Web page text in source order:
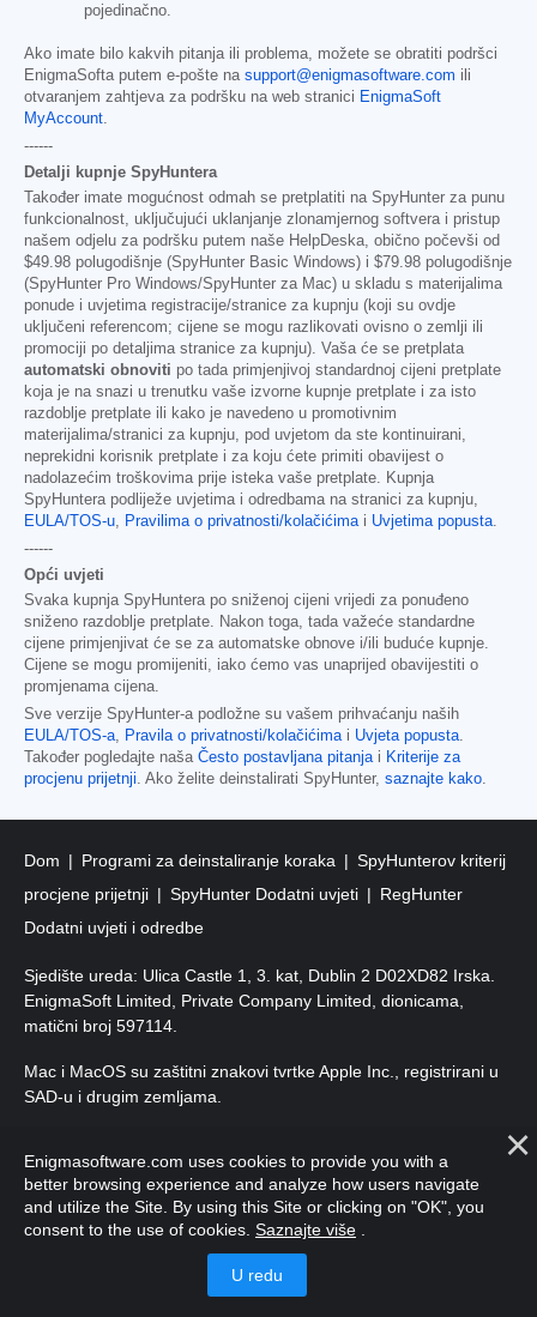
pojedinačno.
Ako imate bilo kakvih pitanja ili problema, možete se obratiti podršci
EnigmaSofta putem e-pošte na support@enigmasoftware.com ili
otvaranjem zahtjeva za podršku na web stranici EnigmaSoft
MyAccount
------
Detalji kupnje SpyHuntera
Također imate mogućnost odmah se pretplatiti na SpyHunter za punu
funkcionalnost, uključujući uklanjanje zlonamjernog softvera i pristup
našem odjelu za podršku putem naše HelpDeska, obično počevši od
$49.98 polugodišnje (SpyHunter Basic Windows) i $79.98 polugodišnje
(SpyHunter Pro Windows/SpyHunter za Mac) u skladu s materijalima
ponude i uvjetima registracije/stranice za kupnju (koji su ovdje
uključeni referencom; cijene se mogu razlikovati ovisno o zemlji ili
promociji po detaljima stranice za kupnju). Vaša će se pretplata
automatski obnoviti po tada primjenjivoj standardnoj cijeni pretplate
koja je na snazi u trenutku vaše izvorne kupnje pretplate i za isto
razdoblje pretplate ili kako je navedeno u promotivnim
materijalima/stranici za kupnju, pod uvjetom da ste kontinuirani,
neprekidni korisnik pretplate i za koju ćete primiti obavijest o
nadolazećim troškovima prije isteka vaše pretplate. Kupnja
SpyHuntera podliježe uvjetima i odredbama na stranici za kupnju,
EULA/TOS-u
Pravilima o privatnosti/kolačićima i Uvjetima popusta
------
Opći uvjeti
Svaka kupnja SpyHuntera po sniženoj cijeni vrijedi za ponuđeno
sniženo razdoblje pretplate. Nakon toga, tada važeće standardne
cijene primjenjivat će se za automatske obnove i/ili buduće kupnje.
Cijene se mogu promijeniti, iako ćemo vas unaprijed obavijestiti o
promjenama cijena.
Sve verzije SpyHunter-a podložne su vašem prihvaćanju naših
EULA/TOS-a
Pravila o privatnosti/kolačićima i Uvjeta popusta
Također pogledajte naša Često postavljana pitanja i Kriterije za
procjenu prijetnji . Ako želite deinstalirati SpyHunter, saznajte kako
Dom Programi za deinstaliranje koraka
SpyHunterov kriterij
procjene prijetnji
SpyHunter Dodatni uvjeti
RegHunter
Dodatni uvjeti i odredbe
Sjedište ureda: Ulica Castle 1, 3. kat, Dublin 2 D02XD82 Irska.
EnigmaSoft Limited, Private Company Limited, dionicama,
matični broj 597114.
Mac i MacOS su zaštitni znakovi tvrtke Apple Inc., registrirani u
SAD-u i drugim zemljama.
pridržana.
Enigmasoftware.com uses cookies to provide you with a
better browsing experience and analyze how users navigate
and utilize the Site. By using this Site or clicking on "OK", you
consent to the use of cookies. Saznajte više